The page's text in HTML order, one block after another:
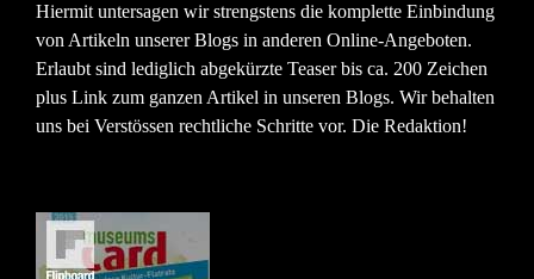
Hiermit untersagen wir strengstens die komplette Einbindung
von Artikeln unserer Blogs in anderen Online-Angeboten.
Erlaubt sind lediglich abgekürzte Teaser bis ca. 200 Zeichen
plus Link zum ganzen Artikel in unseren Blogs. Wir behalten
uns bei Verstössen rechtliche Schritte vor. Die Redaktion!